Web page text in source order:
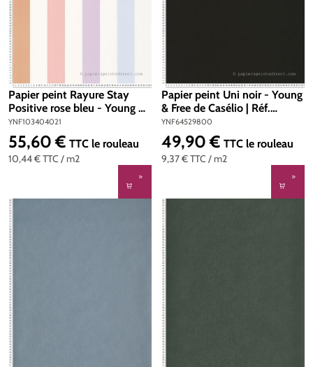
Papier peint Rayure Stay
Positive rose bleu - Young &
Free de Casélio | Réf.
YNF103404021
YNF103404021
10,44 €TTC / m2
Prix régulier :
55,60 € TTC le rouleau
Papier peint Uni noir - Young
& Free de Casélio | Réf.
YNF64529800
YNF64529800
9,37 €TTC / m2
Prix régulier :
49,90 € TTC le rouleau